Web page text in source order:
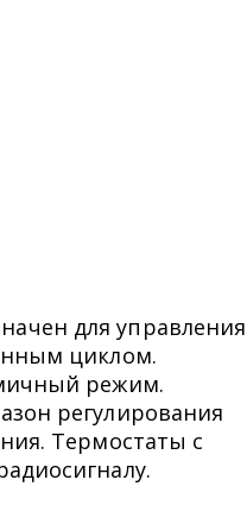
для управления
циклом.
режим.
регулирования
Термостаты с